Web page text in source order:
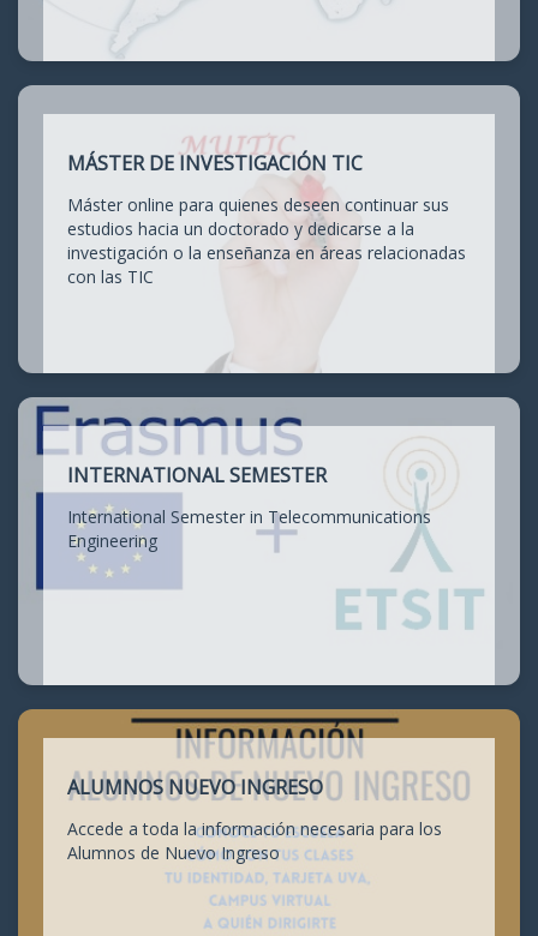
MÁSTER DE INVESTIGACIÓN TIC
Máster online para quienes deseen continuar sus
estudios hacia un doctorado y dedicarse a la
investigación o la enseñanza en áreas relacionadas
con las TIC
INTERNATIONAL SEMESTER
International Semester in Telecommunications
Engineering
ALUMNOS NUEVO INGRESO
Accede a toda la información necesaria para los
Alumnos de Nuevo Ingreso